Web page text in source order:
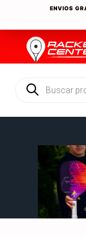
ENVIOS